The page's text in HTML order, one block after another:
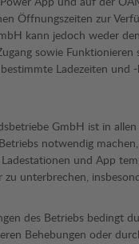
Öffnungszeiten zur
kann jedoch weder den
sowie Funktionieren
Ladezeiten und
GmbH ist in allen
notwendig
und App
zu unterbrechen,
des Betriebs bedingt
Behebungen oder